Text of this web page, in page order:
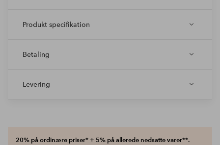
Produkt specifikation
Betaling
Levering
20% på ordinære priser* + 5% på allerede nedsatte varer**.